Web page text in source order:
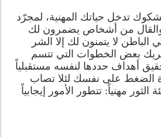
تدخل حياتك المهنية، لمجرّد
والقال من أشخاص يضمرون لك
الباطن لا يتمنون لك إلا الشر
بعض الخطوات التي تتسم
أهداف حددها لنفسه مستقبلياً
على نفسك لئلا تصاب
الثور مهنياً: تتطور الأمور إيجابياً